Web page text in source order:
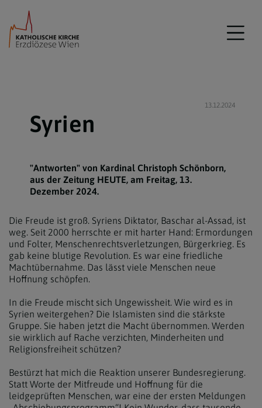
13.12.2024
Syrien
"Antworten" von Kardinal Christoph Schönborn,
aus der Zeitung HEUTE, am Freitag, 13.
Dezember 2024.
Die Freude ist groß. Syriens Diktator, Baschar al-Assad, ist
weg. Seit 2000 herrschte er mit harter Hand: Ermordungen
und Folter, Menschenrechtsverletzungen, Bürgerkrieg. Es
gab keine blutige Revolution. Es war eine friedliche
Machtübernahme. Das lässt viele Menschen neue
Hoffnung schöpfen.
In die Freude mischt sich Ungewissheit. Wie wird es in
Syrien weitergehen? Die Islamisten sind die stärkste
Gruppe. Sie haben jetzt die Macht übernommen. Werden
sie wirklich auf Rache verzichten, Minderheiten und
Religionsfreiheit schützen?
Bestürzt hat mich die Reaktion unserer Bundesregierung.
Statt Worte der Mitfreude und Hoffnung für die
leidgeprüften Menschen, war eine der ersten Meldungen